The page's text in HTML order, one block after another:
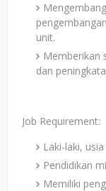
unit.
Memberikan
dan
Job Requirement:
Laki-laki,
Pendidikan
Memiliki